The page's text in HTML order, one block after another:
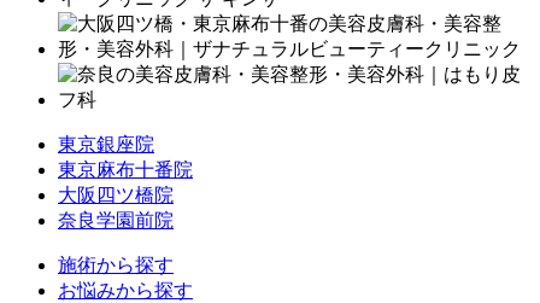
東京銀座院
東京麻布十番院
大阪四ツ橋院
奈良学園前院
施術から探す
お悩みから探す